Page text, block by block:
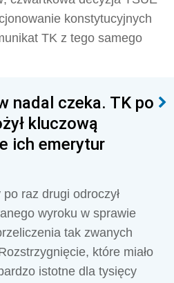
konstytucyjnych
TK z tego samego
nadal czeka. TK po
kluczową
ich emerytur
raz drugi odroczył
wyroku w sprawie
tak zwanych
które miało
istotne dla tysięcy